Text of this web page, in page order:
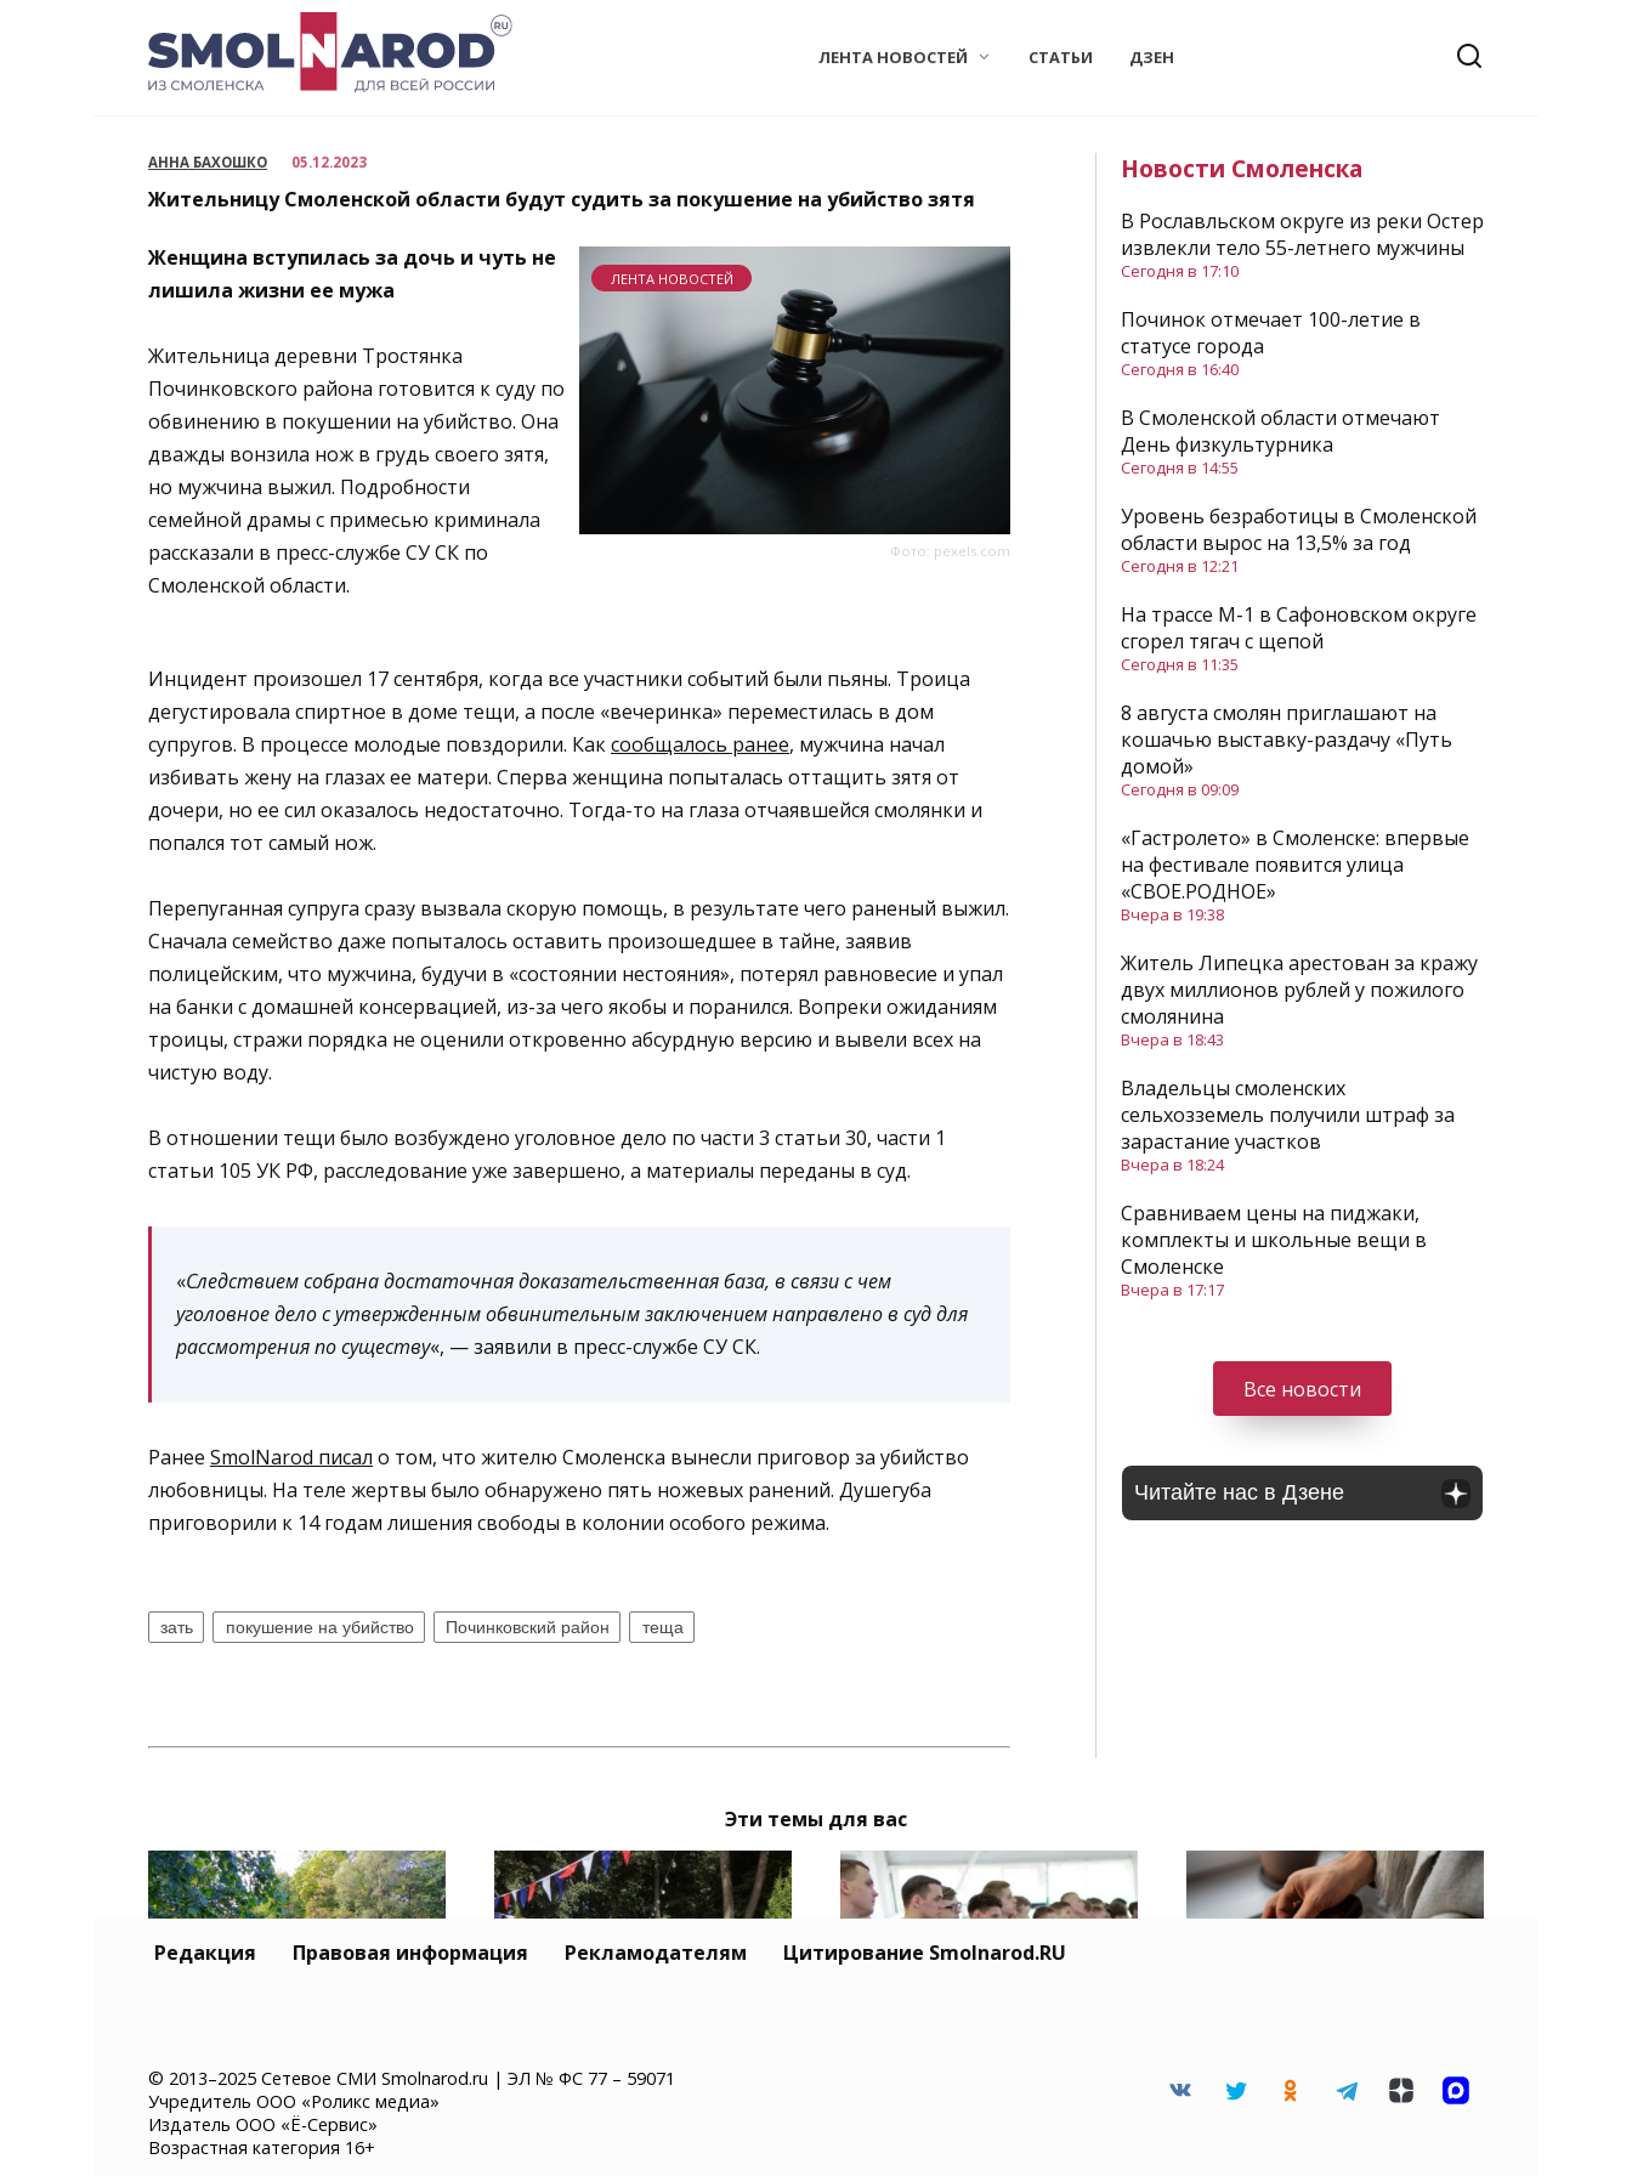
ЛЕНТА НОВОСТЕЙ СТАТЬИ ДЗЕН
АННА БАХОШКО 05.12.2023
Жительницу Смоленской области будут судить за покушение на убийство зятя
Фото: pexels.com
ЛЕНТА НОВОСТЕЙ
Женщина вступилась за дочь и чуть не
лишила жизни ее мужа
Жительница деревни Тростянка
Починковского района готовится к суду по
обвинению в покушении на убийство. Она
дважды вонзила нож в грудь своего зятя,
но мужчина выжил. Подробности
семейной драмы с примесью криминала
рассказали в пресс-службе СУ СК по
Смоленской области.
Инцидент произошел 17 сентября, когда все участники событий были пьяны. Троица
дегустировала спиртное в доме тещи, а после «вечеринка» переместилась в дом
супругов. В процессе молодые повздорили. Каксообщалось ранее, мужчина начал
избивать жену на глазах ее матери. Сперва женщина попыталась оттащить зятя от
дочери, но ее сил оказалось недостаточно. Тогда-то на глаза отчаявшейся смолянки и
попался тот самый нож.
Перепуганная супруга сразу вызвала скорую помощь, в результате чего раненый выжил.
Сначала семейство даже попыталось оставить произошедшее в тайне, заявив
полицейским, что мужчина, будучи в «состоянии нестояния», потерял равновесие и упал
на банки с домашней консервацией, из-за чего якобы и поранился. Вопреки ожиданиям
троицы, стражи порядка не оценили откровенно абсурдную версию и вывели всех на
чистую воду.
В отношении тещи было возбуждено уголовное дело по части 3 статьи 30, части 1
статьи 105 УК РФ, расследование уже завершено, а материалы переданы в суд.
«Следствием собрана достаточная доказательственная база, в связи с чем
уголовное дело с утвержденным обвинительным заключением направлено в суд для
рассмотрения по существу«, — заявили в пресс-службе СУ СК.
Ранее SmolNarod писал о том, что жителю Смоленска вынесли приговор за убийство
любовницы. На теле жертвы было обнаружено пять ножевых ранений. Душегуба
приговорили к 14 годам лишения свободы в колонии особого режима.
зать покушение на убийство Починковский район теща
Новости Смоленска
В Рославльском округе из реки Остер
извлекли тело 55-летнего мужчины
Сегодня в 17:10
Починок отмечает 100-летие в
статусе города
Сегодня в 16:40
В Смоленской области отмечают
День физкультурника
Сегодня в 14:55
Уровень безработицы в Смоленской
области вырос на 13,5% за год
Сегодня в 12:21
На трассе М-1 в Сафоновском округе
сгорел тягач с щепой
Сегодня в 11:35
8 августа смолян приглашают на
кошачью выставку-раздачу «Путь
домой»
Сегодня в 09:09
«Гастролето» в Смоленске: впервые
на фестивале появится улица
«СВОЕ.РОДНОЕ»
Вчера в 19:38
Житель Липецка арестован за кражу
двух миллионов рублей у пожилого
смолянина
Вчера в 18:43
Владельцы смоленских
сельхозземель получили штраф за
зарастание участков
Вчера в 18:24
Сравниваем цены на пиджаки,
комплекты и школьные вещи в
Смоленске
Вчера в 17:17
Все новости
Читайте нас в Дзене
Эти темы для вас
В Рославльском округе из
реки Остер извлекли
тело 55-летнего мужчины
Починок отмечает 100-
Уровень безработицы в
Смоленской области
Редакция Правовая информация Рекламодателям Цитирование Smolnarod.RU
© 2013–2025 Сетевое СМИ Smolnarod.ru | ЭЛ № ФС 77 – 59071
Учредитель ООО «Роликс медиа»
Издатель ООО «Ё-Сервис»
Возрастная категория 16+